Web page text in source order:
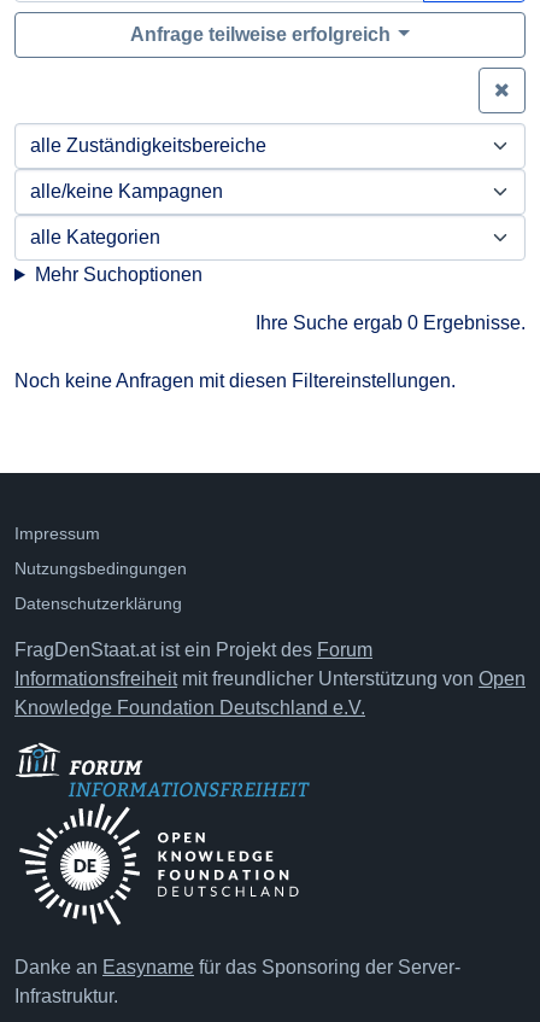
Anfrage teilweise erfolgreich
Mehr Suchoptionen
Ihre Suche ergab 0 Ergebnisse.
Noch keine Anfragen mit diesen Filtereinstellungen.
Impressum
Nutzungsbedingungen
Datenschutzerklärung
FragDenStaat.at ist ein Projekt des Forum
Informationsfreiheitmit freundlicher Unterstützung von Open
Knowledge Foundation Deutschland e.V.
Danke an Easyname für das Sponsoring der Server-
Infrastruktur.